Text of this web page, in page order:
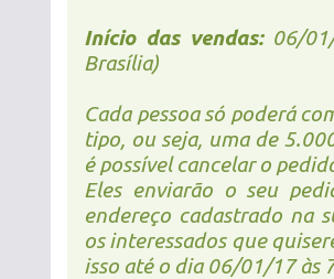
Início das vendas:06/01/
Brasília)
Cada pessoa só poderá
tipo, ou seja, uma de
é possível cancelar o
Eles enviarão o seu
endereço cadastrado na
os interessados que
isso até o dia 06/01/17 às